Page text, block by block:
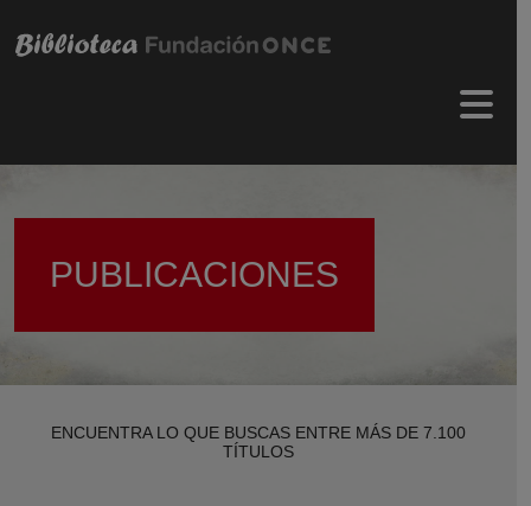
PUBLICACIONES
ENCUENTRA LO QUE BUSCAS ENTRE MÁS DE 7.100
TÍTULOS